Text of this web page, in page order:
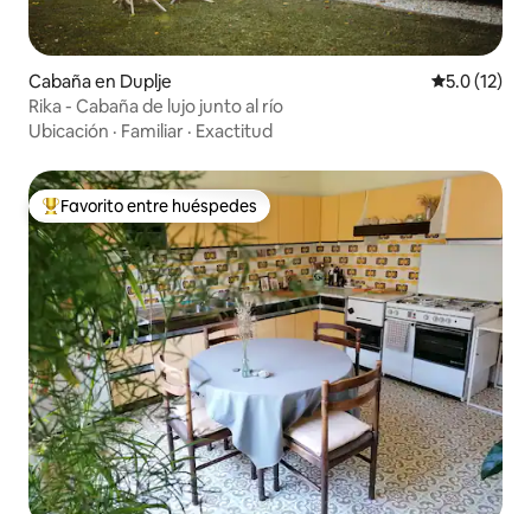
Cabaña en Duplje Calificación
5.0 (12)
Rika - Cabaña de lujo junto al río
Ubicación · Familiar · Exactitud
Favorito entre huéspedes preferido
Favorito entre huéspedes